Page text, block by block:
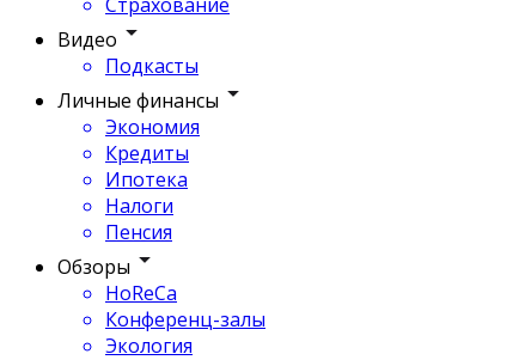
Видео
Подкасты
Личные финансы
Экономия
Кредиты
Ипотека
Налоги
Пенсия
Обзоры
HoReCa
Конференц-залы
Экология